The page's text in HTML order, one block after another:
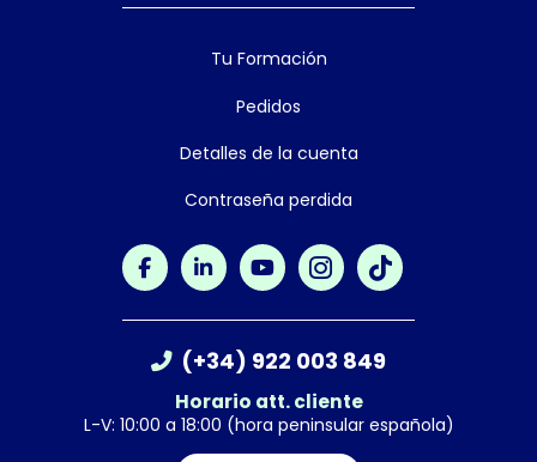
Tu Formación
Pedidos
Detalles de la cuenta
Contraseña perdida
(+34) 922 003 849
Horario att. cliente
L-V: 10:00 a 18:00 (hora peninsular española)